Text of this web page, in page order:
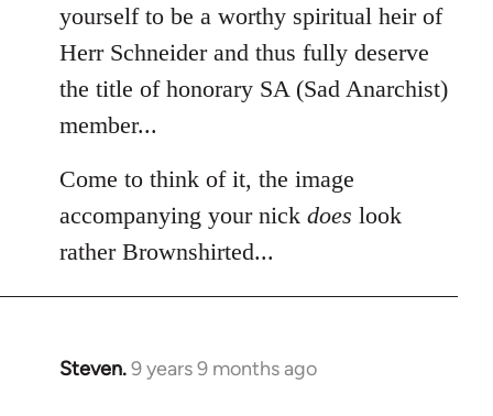
yourself to be a worthy spiritual heir of
Herr Schneider and thus fully deserve
the title of honorary SA (Sad Anarchist)
member...
Come to think of it, the image
accompanying your nick does look
rather Brownshirted...
Steven.9 years 9 months ago
In